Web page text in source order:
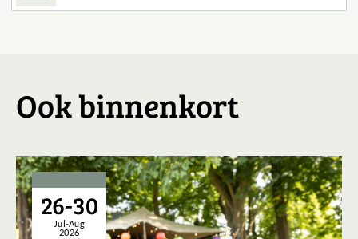
Ook binnenkort
26-30
Jul-Aug
2026